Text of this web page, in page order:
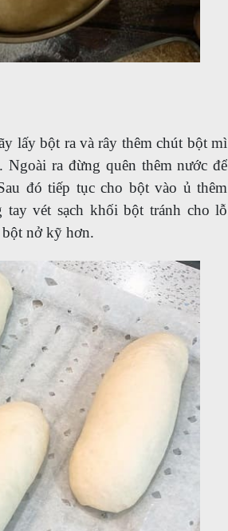
lấy bột ra và rây thêm chút bột mì
ra đừng quên thêm nước để
đó tiếp tục cho bột vào ủ thêm
vét sạch khối bột tránh cho lỗ
bột nở kỹ hơn.